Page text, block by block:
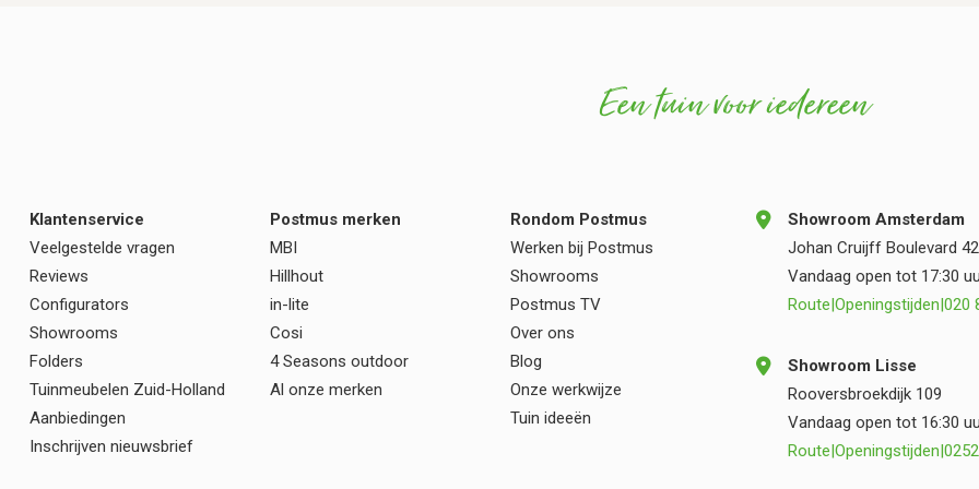
vakmanschap en oog voor detail zijn duidelijk
zichtbaar in het eindresultaat. Wij zijn zeer blij
aanbevelen aan iedereen die op zoek is naar
kwaliteit, deskundigheid en een prettige
Een tuin voor iedereen
Klantenservice
Veelgestelde vragen
Reviews
Configurators
Showrooms
Folders
Tuinmeubelen Zuid-Holland
Aanbiedingen
Inschrijven nieuwsbrief
Postmus merken
MBI
Hillhout
in-lite
Cosi
4 Seasons outdoor
Al onze merken
Rondom Postmus
Werken bij Postmus
Showrooms
Postmus TV
Over ons
Blog
Onze werkwijze
Tuin ideeën
Showroom Amsterdam
Johan Cruijff Boulevard 42
Vandaag open tot 17:30
Route|Openingstijden|020
Showroom Lisse
Rooversbroekdijk 109
Vandaag open tot 16:30
Route|Openingstijden|